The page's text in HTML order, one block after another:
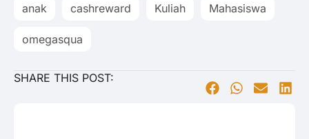
anak cashreward Kuliah Mahasiswa
omegasqua
SHARE THIS POST: